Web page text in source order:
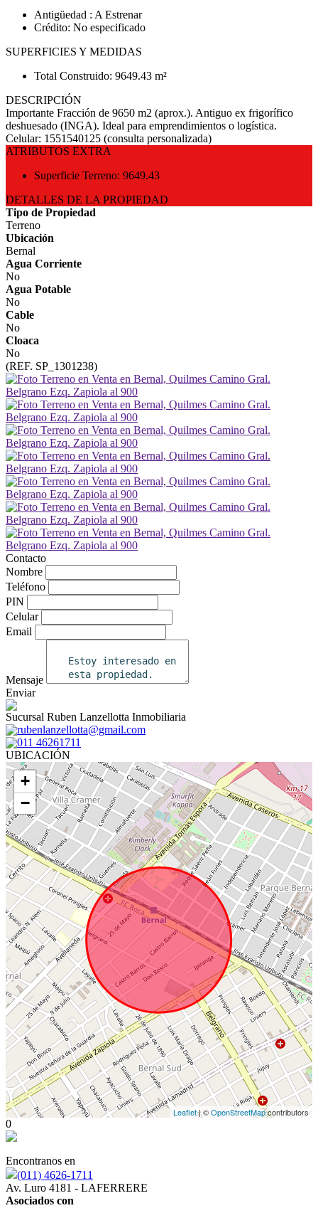
Antigüedad : A Estrenar
Crédito: No especificado
SUPERFICIES Y MEDIDAS
Total Construido: 9649.43 m²
DESCRIPCIÓN
Importante Fracción de 9650 m2 (aprox.). Antiguo ex frigorífico
deshuesado (INGA). Ideal para emprendimientos o logística.
Celular: 1551540125 (consulta personalizada)
ATRIBUTOS EXTRA
Superficie Terreno: 9649.43
DETALLES DE LA PROPIEDAD
Tipo de Propiedad
Terreno
Ubicación
Bernal
Agua Corriente
No
Agua Potable
No
Cable
No
Cloaca
No
(REF. SP_1301238)
Contacto
Nombre
Teléfono
PIN
Celular
Email
Mensaje
Enviar
Sucursal Ruben Lanzellotta Inmobiliaria
rubenlanzellotta@gmail.com
011 46261711
UBICACIÓN
+
−
Leaflet| ©OpenStreetMapcontributors
0
Encontranos en
(011) 4626-1711
Av. Luro 4181 - LAFERRERE
Asociados con